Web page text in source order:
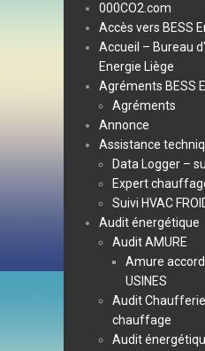
000CO2.com
Accès vers BESS
Accueil – Bureau
Energie Liège
Agréments BESS
Agréments
Annonce
Assistance
Data Logger –
Expert
Suivi HVAC
Audit énergétique
Audit AMURE
Amure
USINES
Audit
chauffage
Audit